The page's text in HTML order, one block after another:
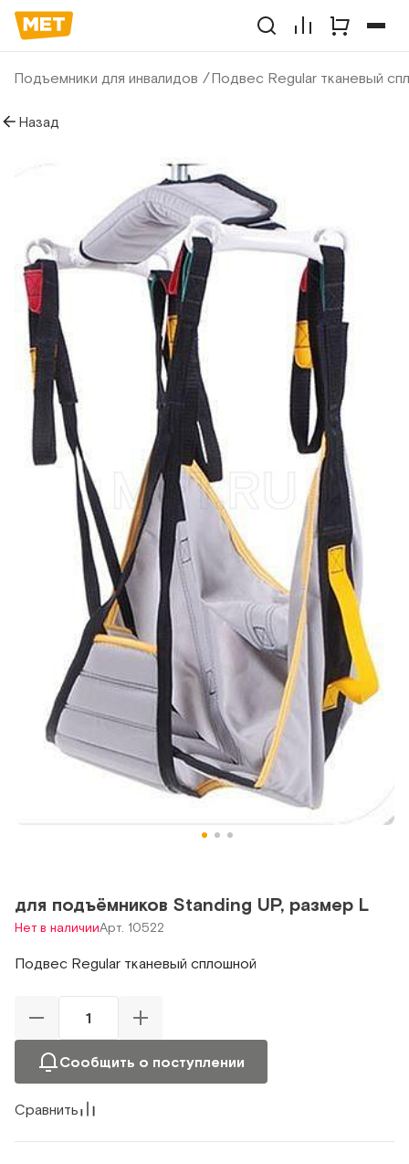
Подъемники для инвалидов Подвес Regular тканевый
Назад
для подъёмников Standing UP, размер L
Нет в наличииАрт. 10522
Подвес Regular тканевый сплошной
Сообщить о поступлении
Сравнить